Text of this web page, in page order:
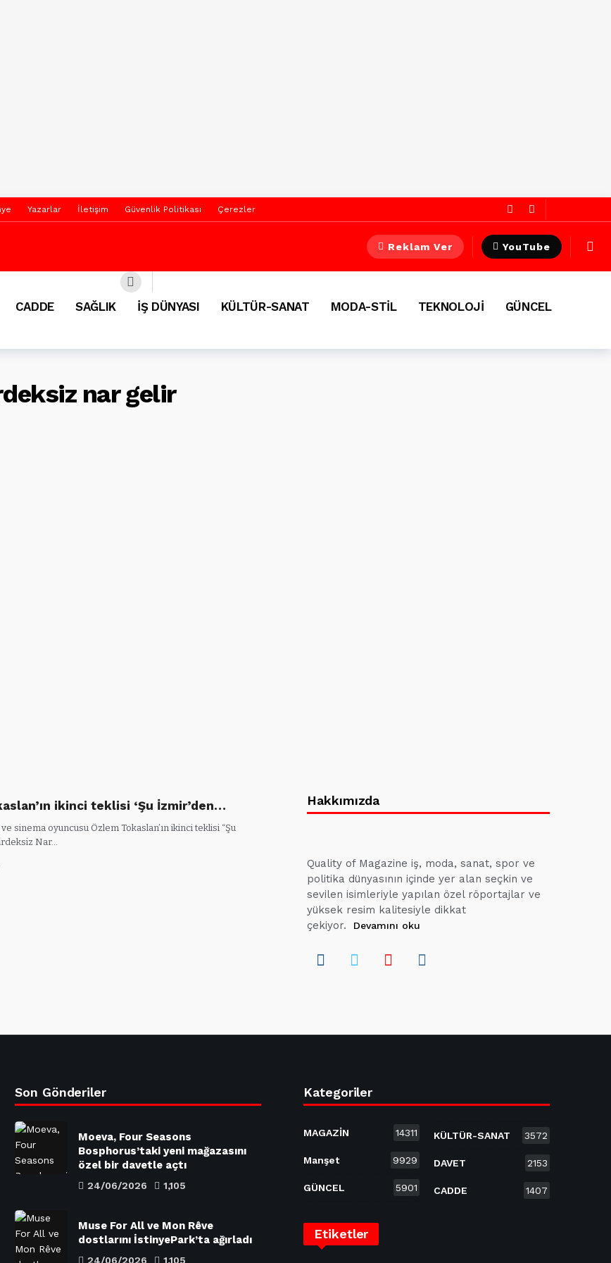
Yazarlar İletişim Güvenlik Politikası Çerezler
Reklam Ver YouTube
CADDE SAĞLIK İŞ DÜNYASI KÜLTÜR-SANAT MODA-STİL TEKNOLOJİ
GÜNCEL
nar gelir
ikinci teklisi ‘Şu İzmir’den…
sinema oyuncusu Özlem Tokaslan’ın ikinci teklisi “Şu
Nar…
Hakkımızda
Quality of Magazine iş, moda, sanat, spor ve
politika dünyasının içinde yer alan seçkin ve
sevilen isimleriyle yapılan özel röportajlar ve
yüksek resim kalitesiyle dikkat
çekiyor.
Devamını oku
Son Gönderiler
Moeva, Four Seasons
Bosphorus’taki yeni mağazasını
özel bir davetle açtı
24/06/2026 1,105
Muse For All ve Mon Rêve
dostlarını İstinyePark’ta ağırladı
24/06/2026 1,105
Kategoriler
MAGAZİN 14311
Manşet 9929
GÜNCEL 5901
KÜLTÜR-SANAT 3572
DAVET 2153
CADDE 1407
Etiketler